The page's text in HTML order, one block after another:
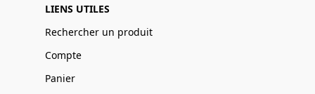
LIENS UTILES
Rechercher un produit
Compte
Panier